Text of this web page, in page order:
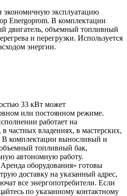
экономичную эксплуатацию
Energoprom. В комплектации
двигатель, объемный топливный
и перегрузки. Используется
энергии.
33 кВт может
или постоянном режиме.
работает на
частных владениях, в мастерских,
В комплектации выносливый и
топливный бак,
автономную работу.
оборудования» готовы
доставку на указанный адрес,
все энергопотребители. Если
по указанному контактному